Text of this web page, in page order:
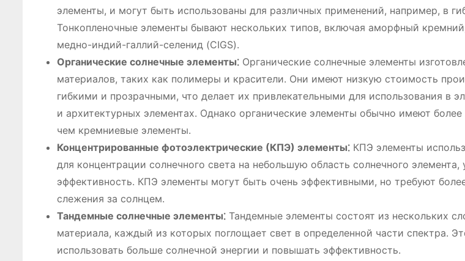
элементы, и могут быть использованы для различных применений, например, в
Тонкопленочные элементы бывают нескольких типов, включая аморфный
медно-индий-галлий-селенид (CIGS).
Органические солнечные элементы⁚ Органические солнечные элементы
материалов, таких как полимеры и красители. Они имеют низкую стоимость
гибкими и прозрачными, что делает их привлекательными для использования в
и архитектурных элементах. Однако органические элементы обычно имеют
чем кремниевые элементы.
Концентрированные фотоэлектрические (КПЭ) элементы⁚ КПЭ элементы
для концентрации солнечного света на небольшую область солнечного элемента,
эффективность. КПЭ элементы могут быть очень эффективными, но требуют
слежения за солнцем.
Тандемные солнечные элементы⁚ Тандемные элементы состоят из нескольких
материала, каждый из которых поглощает свет в определенной части спектра.
использовать больше солнечной энергии и повышать эффективность.